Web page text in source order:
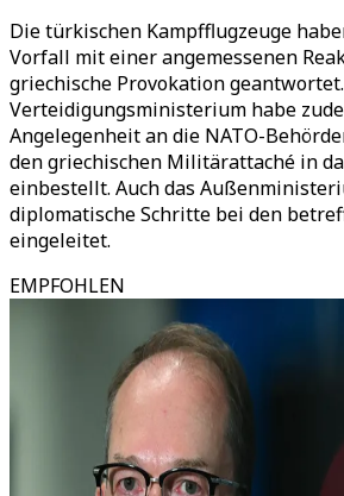
Die türkischen Kampfflugzeuge
Vorfall mit einer angemessenen
griechische Provokation
Verteidigungsministerium habe
Angelegenheit an die NATO-
den griechischen Militärattaché in
einbestellt. Auch das
diplomatische Schritte bei den
eingeleitet.
EMPFOHLEN